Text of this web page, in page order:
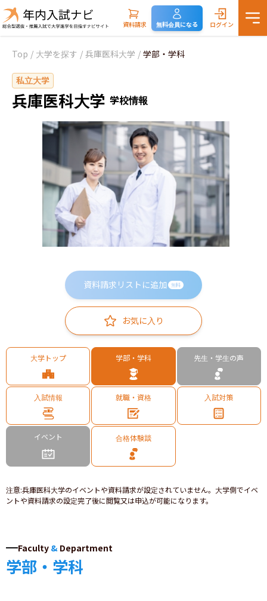
資料請求 無料会員になる ログイン
Top / 大学を探す / 兵庫医科大学 / 学部・学科
私立大学
兵庫医科大学 学校情報
資料請求リストに追加 無料
お気に入り
大学トップ 学部・学科 先生・学生の声
入試情報 就職・資格 入試対策
イベント 合格体験談
注意:兵庫医科大学のイベントや資料請求が設定されていません。大学側でイベ
ントや資料請求の設定完了後に閲覧又は申込が可能になります。
Faculty & Department
学部・学科